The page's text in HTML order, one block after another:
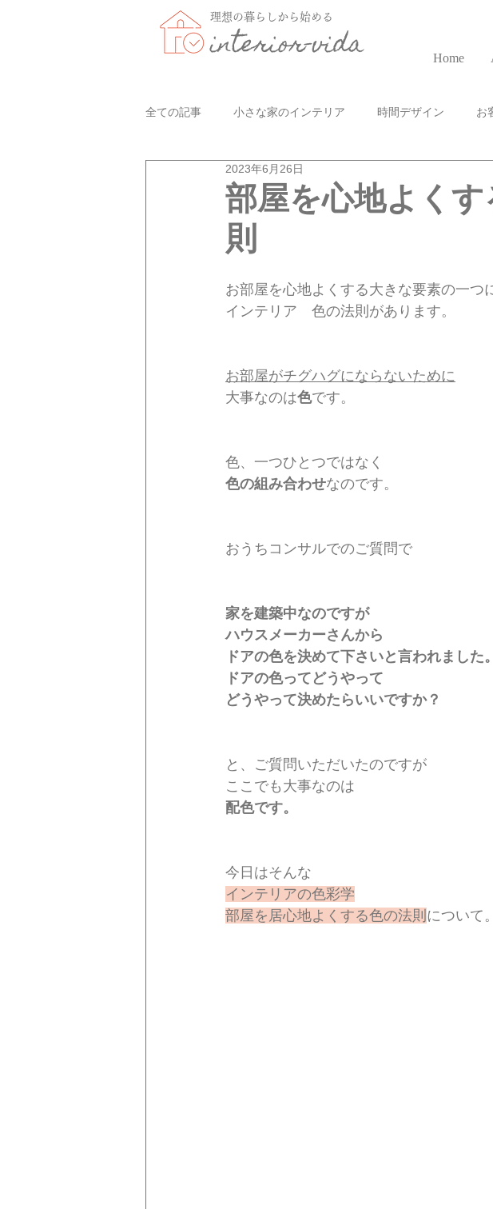
理想の暮らしから始める
interior-vida Home
全ての記事 小さな家のインテリア 時間デザイン お
部屋を心地よく
則
2023年6月26日
お部屋を心地よくする大きな要素の一つ
インテリア　色の法則があります。
お部屋がチグハグにならないために
大事なのは色です。
色、一つひとつではなく
色の組み合わせなのです。
おうちコンサルでのご質問で
家を建築中なのですが
ハウスメーカーさんから
ドアの色を決めて下さいと言われました。
ドアの色ってどうやって
どうやって決めたらいいですか？
と、ご質問いただいたのですが
ここでも大事なのは
配色です。
今日はそんな
インテリアの色彩学
部屋を居心地よくする色の法則 について。